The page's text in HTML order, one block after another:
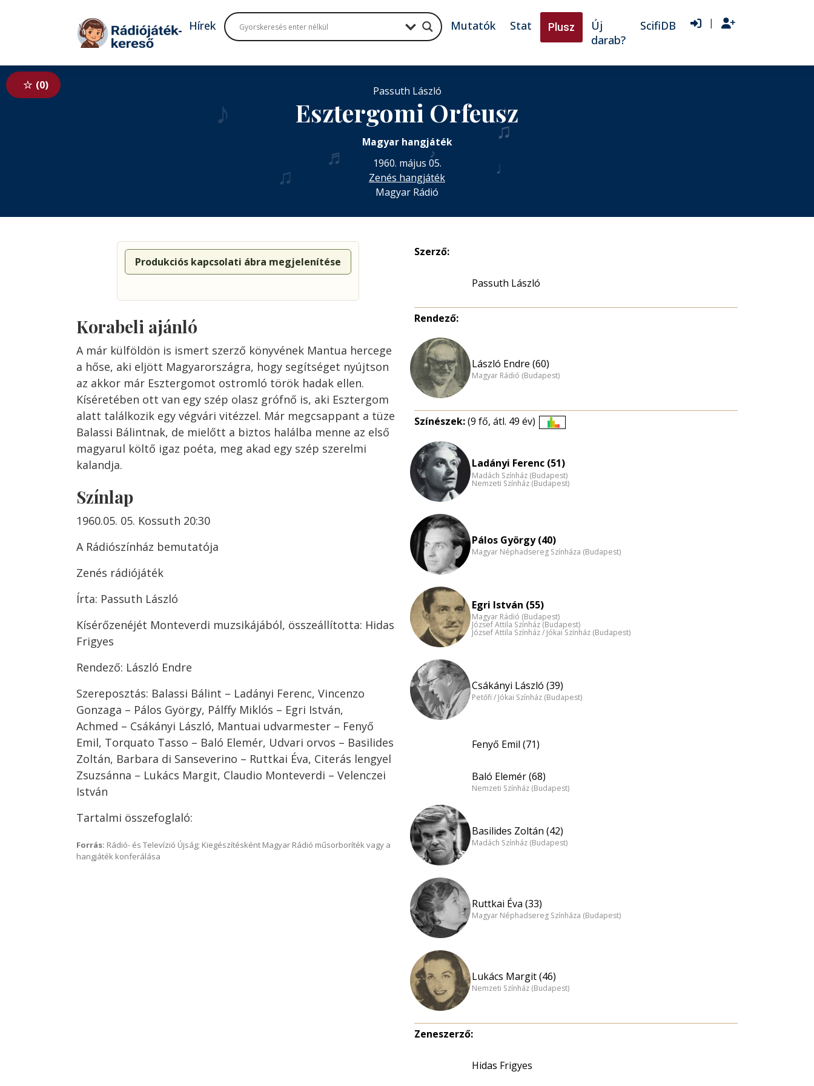
Tovább a tartalomhoz
Hírek Mutatók Stat Plusz
Új
darab?
ScifiDB |
0
♪
♫
♬
♪
♫
♪
♬
Passuth László
Esztergomi Orfeusz
Magyar hangjáték
1960. május 05.
Zenés hangjáték
Magyar Rádió
Produkciós kapcsolati ábra megjelenítése
Korabeli ajánló
A már külföldön is ismert szerző könyvének Mantua hercege
a hőse, aki eljött Magyarországra, hogy segítséget nyújtson
az akkor már Esztergomot ostromló török hadak ellen.
Kíséretében ott van egy szép olasz grófnő is, aki Esztergom
alatt találkozik egy végvári vitézzel. Már megcsappant a tüze
Balassi Bálintnak, de mielőtt a biztos halálba menne az első
magyarul költő igaz poéta, meg akad egy szép szerelmi
kalandja.
Színlap
1960.05. 05. Kossuth 20:30
A Rádiószínház bemutatója
Zenés rádiójáték
Írta: Passuth László
Kísérőzenéjét Monteverdi muzsikájából, összeállította: Hidas
Frigyes
Rendező: László Endre
Szereposztás: Balassi Bálint – Ladányi Ferenc, Vincenzo
Gonzaga – Pálos György, Pálffy Miklós – Egri István,
Achmed – Csákányi László, Mantuai udvarmester – Fenyő
Emil, Torquato Tasso – Baló Elemér, Udvari orvos – Basilides
Zoltán, Barbara di Sanseverino – Ruttkai Éva, Citerás lengyel
Zsuzsánna – Lukács Margit, Claudio Monteverdi – Velenczei
István
Tartalmi összefoglaló:
Forrás: Rádió- és Televízió Újság; Kiegészítésként Magyar Rádió műsorboríték vagy a
hangjáték konferálása
Szerző:
Passuth László
Rendező:
László Endre (60)
Magyar Rádió (Budapest)
Színészek:(9 fő, átl. 49 év)
nagyítása
Ladányi Ferenc (51)
Madách Színház (Budapest)
Nemzeti Színház (Budapest)
Pálos György (40)
Magyar Néphadsereg Színháza (Budapest)
Egri István (55)
Magyar Rádió (Budapest)
József Attila Színház (Budapest)
József Attila Színház / Jókai Színház (Budapest)
Csákányi László (39)
Petőfi / Jókai Színház (Budapest)
Fenyő Emil (71)
Baló Elemér (68)
Nemzeti Színház (Budapest)
Basilides Zoltán (42)
Madách Színház (Budapest)
Ruttkai Éva (33)
Magyar Néphadsereg Színháza (Budapest)
Lukács Margit (46)
Nemzeti Színház (Budapest)
Zeneszerző:
Hidas Frigyes